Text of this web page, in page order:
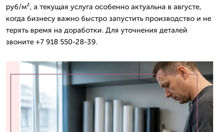
руб/м², а текущая услуга особенно актуальна в августе,
когда бизнесу важно быстро запустить производство и не
терять время на доработки. Для уточнения деталей
звоните +7 918 550-28-39.